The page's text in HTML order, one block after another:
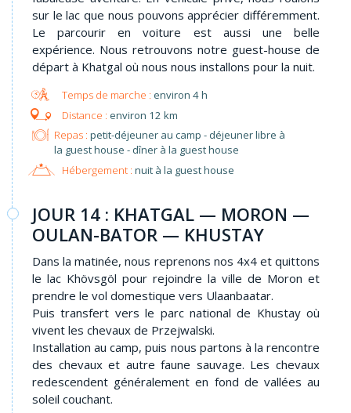
sur le lac que nous pouvons apprécier différemment.
Le parcourir en voiture est aussi une belle
expérience. Nous retrouvons notre guest-house de
départ à Khatgal où nous nous installons pour la nuit.
environ 4 h
environ 12 km
Repas : petit-déjeuner au camp - déjeuner libre à
la guest house - dîner à la guest house
Hébergement : nuit à la guest house
JOUR 14 : KHATGAL — MORON —
OULAN-BATOR — KHUSTAY
Dans la matinée, nous reprenons nos 4x4 et quittons
le lac Khövsgöl pour rejoindre la ville de Moron et
prendre le vol domestique vers Ulaanbaatar.
Puis transfert vers le parc national de Khustay où
vivent les chevaux de Przejwalski.
Installation au camp, puis nous partons à la rencontre
des chevaux et autre faune sauvage. Les chevaux
redescendent généralement en fond de vallées au
soleil couchant.